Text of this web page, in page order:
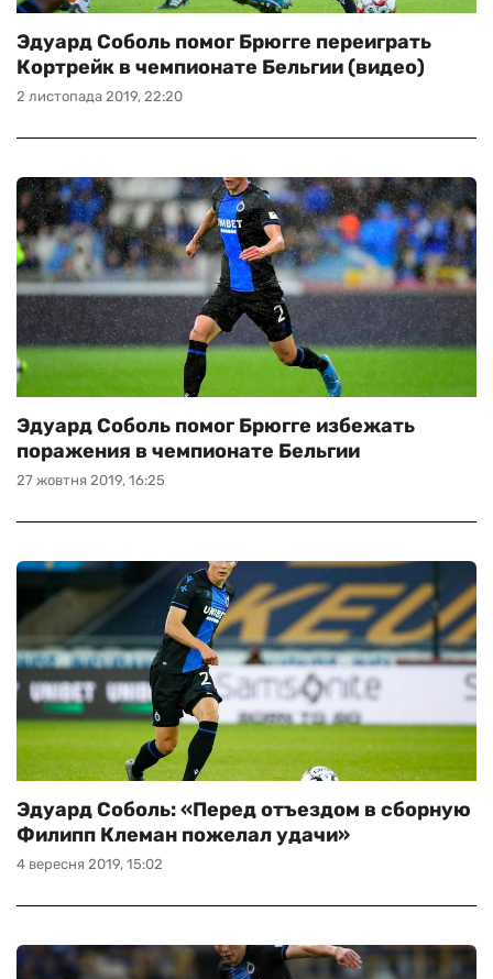
2 листопада 2019, 22:20
Эдуард Соболь помог Брюгге переиграть
Кортрейк в чемпионате Бельгии (видео)
27 жовтня 2019, 16:25
Эдуард Соболь помог Брюгге избежать
поражения в чемпионате Бельгии
4 вересня 2019, 15:02
Эдуард Соболь: «Перед отъездом в сборную
Филипп Клеман пожелал удачи»